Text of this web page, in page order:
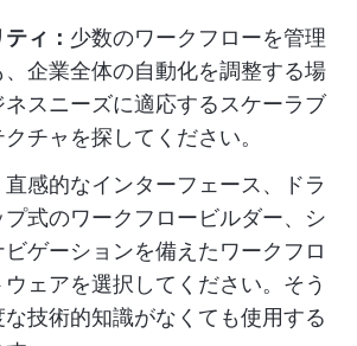
ィ： 少数のワークフローを管理
企業全体の自動化を調整する場
スニーズに適応するスケーラブ
チャを探してください。
直感的なインターフェース、ドラ
プ式のワークフロービルダー、シ
ゲーションを備えたワークフロ
ェアを選択してください。そう
技術的知識がなくても使用する